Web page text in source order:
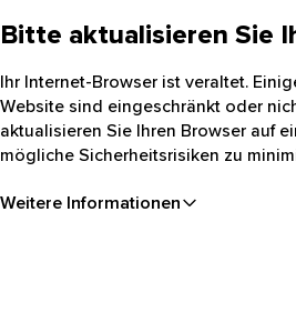
Bitte aktualisieren Sie
Ihr Internet-Browser ist veraltet.
Website sind eingeschränkt oder
aktualisieren Sie Ihren Browser auf
mögliche Sicherheitsrisiken zu
Weitere Informationen